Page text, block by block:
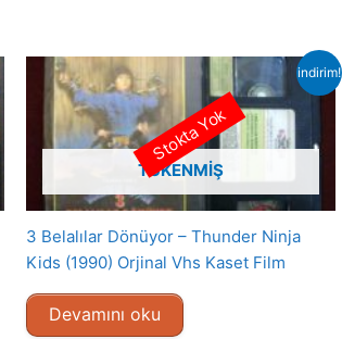
indirim!
TÜKENMIŞ
3 Belalılar Dönüyor – Thunder Ninja
Kids (1990) Orjinal Vhs Kaset Film
Devamını oku
Stokta Yok